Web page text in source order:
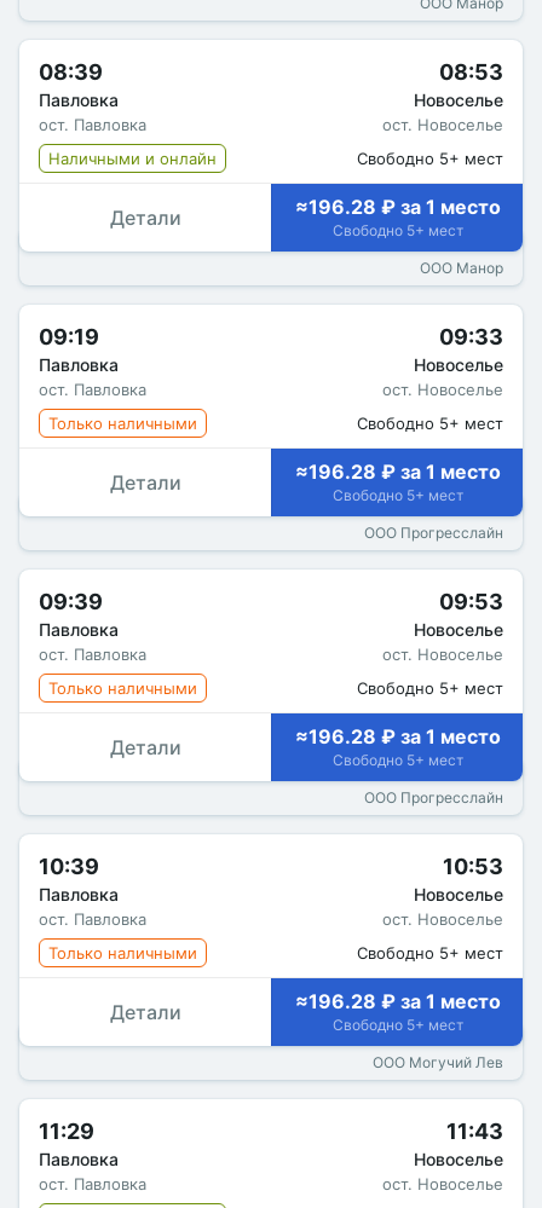
08:39
Павловка
ост. Павловка
08:53
Новоселье
ост. Новоселье
Наличными и онлайн
Свободно 5+ мест
Детали ≈196.28 ₽ за 1 место
Свободно 5+ мест
ООО Манор
09:19
Павловка
ост. Павловка
09:33
Новоселье
ост. Новоселье
Только наличными
Свободно 5+ мест
Детали ≈196.28 ₽ за 1 место
Свободно 5+ мест
ООО Прогресслайн
09:39
Павловка
ост. Павловка
09:53
Новоселье
ост. Новоселье
Только наличными
Свободно 5+ мест
Детали ≈196.28 ₽ за 1 место
Свободно 5+ мест
ООО Прогресслайн
10:39
Павловка
ост. Павловка
10:53
Новоселье
ост. Новоселье
Только наличными
Свободно 5+ мест
Детали ≈196.28 ₽ за 1 место
Свободно 5+ мест
ООО Могучий Лев
11:29
Павловка
ост. Павловка
11:43
Новоселье
ост. Новоселье